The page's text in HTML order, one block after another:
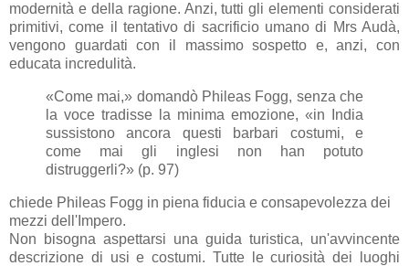
modernità e della ragione. Anzi, tutti gli elementi considerati
primitivi, come il tentativo di sacrificio umano di Mrs Audà,
vengono guardati con il massimo sospetto e, anzi, con
educata incredulità.
«Come mai,» domandò Phileas Fogg, senza che
la voce tradisse la minima emozione, «in India
sussistono ancora questi barbari costumi, e
come mai gli inglesi non han potuto
distruggerli?» (p. 97)
chiede Phileas Fogg in piena fiducia e consapevolezza dei
mezzi dell'Impero.
Non bisogna aspettarsi una guida turistica, un'avvincente
descrizione di usi e costumi. Tutte le curiosità dei luoghi